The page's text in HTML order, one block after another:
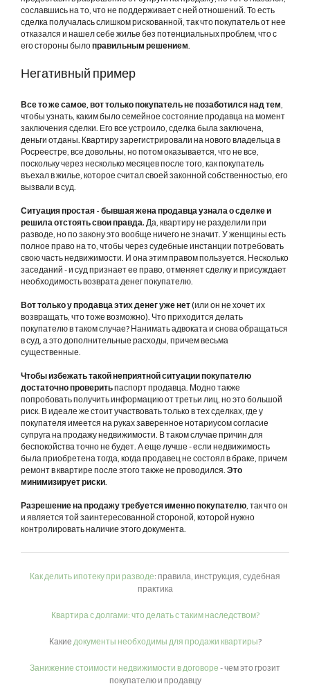
сославшись на то, что не поддерживает с ней отношений. То есть
сделка получалась слишком рискованной, так что покупатель от нее
отказался и нашел себе жилье без потенциальных проблем, что с
его стороны былоправильным решением.
Негативный пример
Все то же самое, вот только покупатель не позаботился над тем,
чтобы узнать, каким было семейное состояние продавца на момент
заключения сделки. Его все устроило, сделка была заключена,
деньги отданы. Квартиру зарегистрировали на нового владельца в
Росреестре, все довольны, но потом оказывается, что не все,
поскольку через несколько месяцев после того, как покупатель
въехал в жилье, которое считал своей законной собственностью, его
вызвали в суд.
Ситуация простая - бывшая жена продавца узнала о сделке и
решила отстоять свои правда.Да, квартиру не разделили при
разводе, но по закону это вообще ничего не значит. У женщины есть
полное право на то, чтобы через судебные инстанции потребовать
свою часть недвижимости. И она этим правом пользуется. Несколько
заседаний - и суд признает ее право, отменяет сделку и присуждает
необходимость возврата денег покупателю.
Вот только у продавца этих денег уже нет(или он не хочет их
возвращать, что тоже возможно). Что приходится делать
покупателю в таком случае? Нанимать адвоката и снова обращаться
в суд, а это дополнительные расходы, причем весьма
существенные.
Чтобы избежать такой неприятной ситуации покупателю
достаточно проверитьпаспорт продавца. Модно также
попробовать получить информацию от третьи лиц, но это большой
риск. В идеале же стоит участвовать только в тех сделках, где у
покупателя имеется на руках заверенное нотариусом согласие
супруга на продажу недвижимости. В таком случае причин для
беспокойства точно не будет. А еще лучше - если недвижимость
была приобретена тогда, когда продавец не состоял в браке, причем
ремонт в квартире после этого также не проводился. Это
минимизирует риски.
Разрешение на продажу требуется именно покупателю, так что он
и является той заинтересованной стороной, которой нужно
контролировать наличие этого документа.
Как делить ипотеку при разводе: правила, инструкция, судебная
практика
Квартира с долгами: что делать с таким наследством?
Какие документы необходимы для продажи квартиры?
Занижение стоимости недвижимости в договоре - чем это грозит
покупателю и продавцу